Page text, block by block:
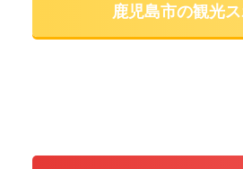
鹿児島市の観光